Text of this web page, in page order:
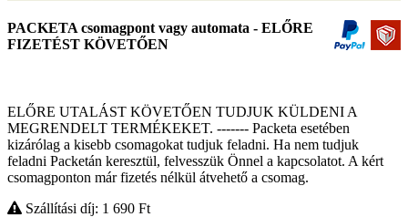
PACKETA csomagpont vagy automata - ELŐRE
FIZETÉST KÖVETŐEN
ELŐRE UTALÁST KÖVETŐEN TUDJUK KÜLDENI A
MEGRENDELT TERMÉKEKET. ------- Packeta esetében
kizárólag a kisebb csomagokat tudjuk feladni. Ha nem tudjuk
feladni Packetán keresztül, felvesszük Önnel a kapcsolatot. A kért
csomagponton már fizetés nélkül átvehető a csomag.
Szállítási díj: 1 690 Ft